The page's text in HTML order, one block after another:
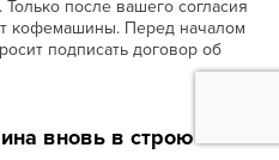
Только после вашего согласия
кофемашины. Перед началом
подписать договор об
вновь в строю